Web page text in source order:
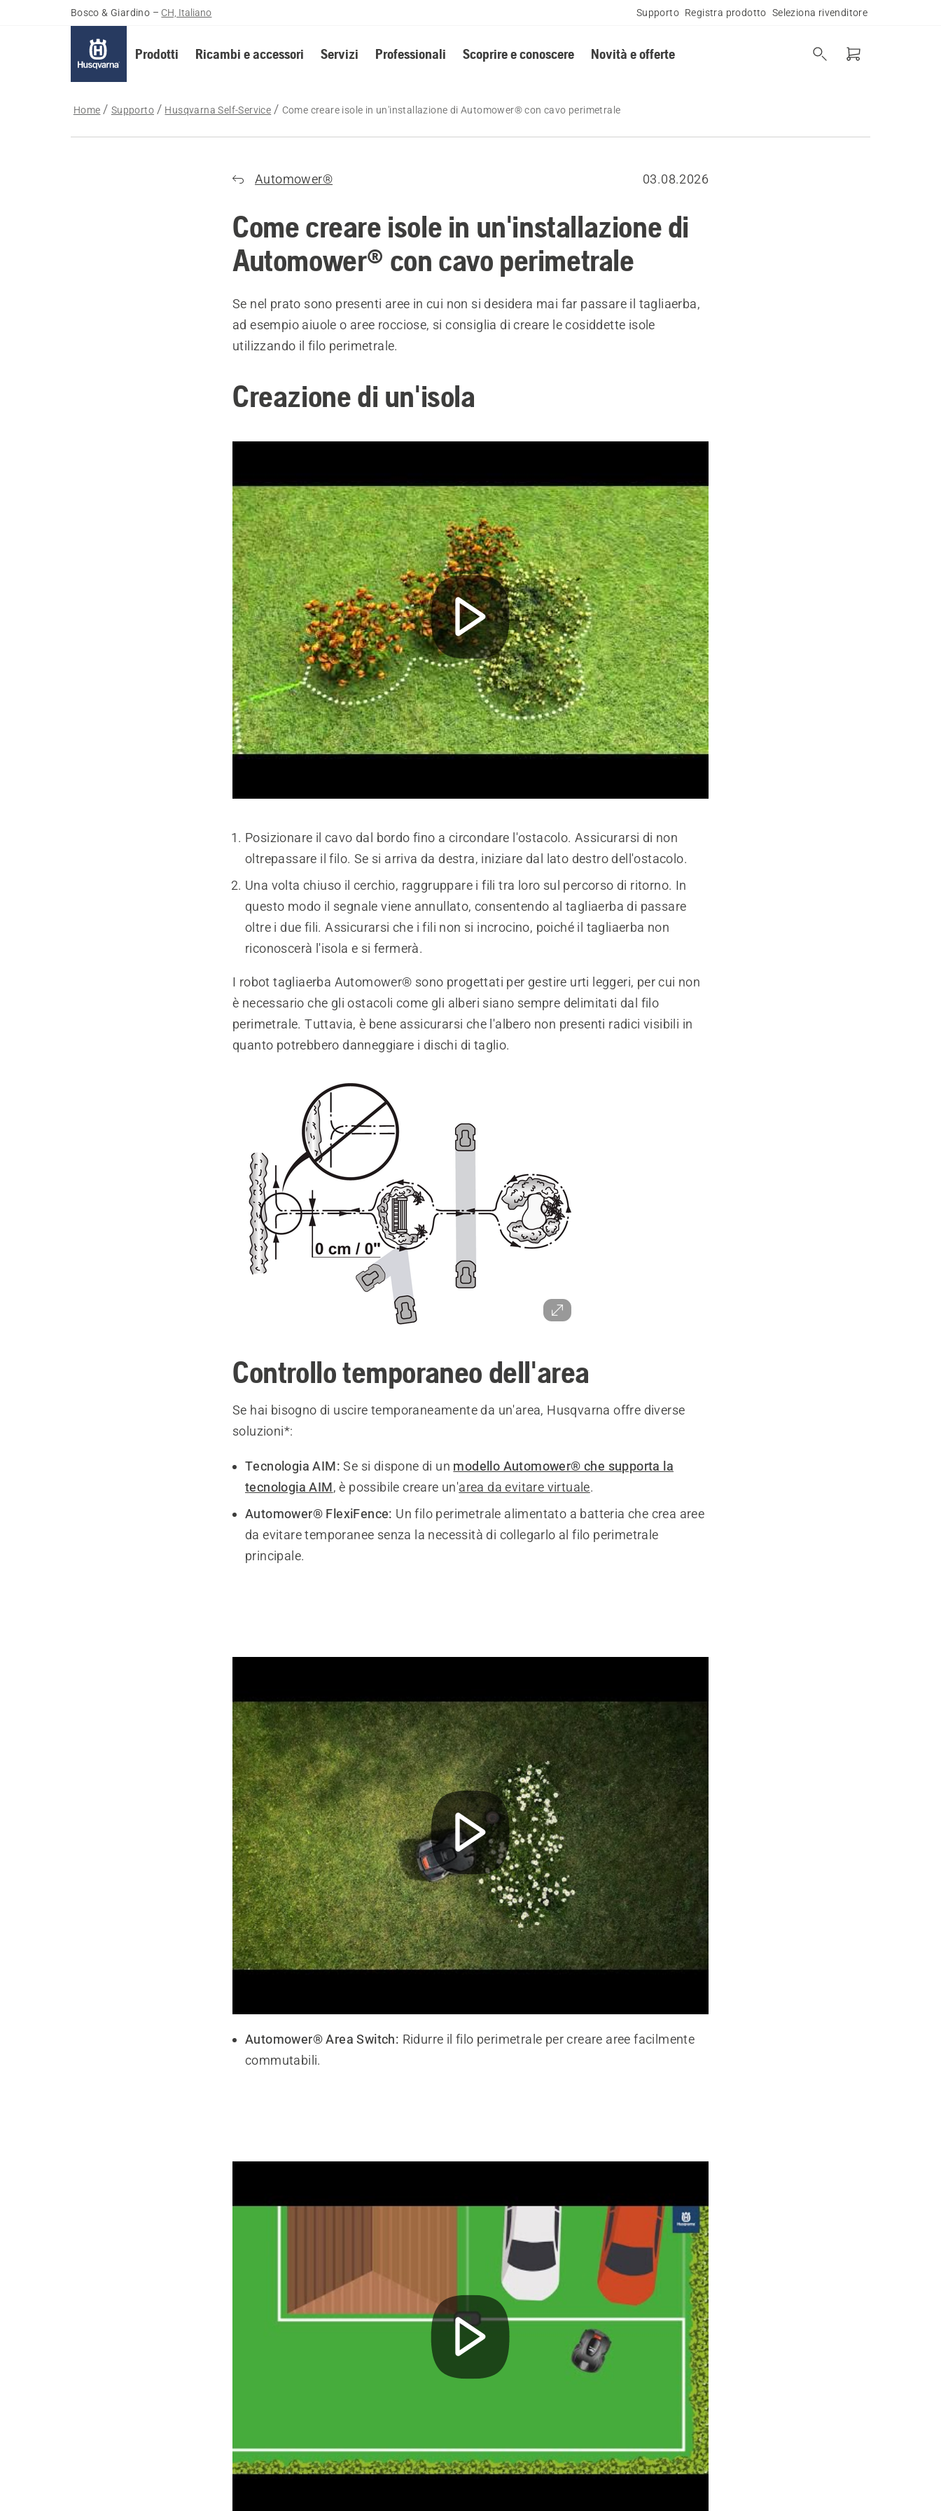
Bosco & Giardino – CH, Italiano Supporto Registra prodotto Seleziona rivenditore
Prodotti Ricambi e accessori Servizi Professionali Scoprire e conoscere Novità e offerte
Home Supporto Husqvarna Self-Service Come creare isole in un'installazione di Automower® con cavo perimetrale
Automower® 03.08.2026
Come creare isole in un'installazione di
Automower® con cavo perimetrale
Se nel prato sono presenti aree in cui non si desidera mai far passare il tagliaerba,
ad esempio aiuole o aree rocciose, si consiglia di creare le cosiddette isole
utilizzando il filo perimetrale.
Creazione di un'isola
Posizionare il cavo dal bordo fino a circondare l'ostacolo. Assicurarsi di non
oltrepassare il filo. Se si arriva da destra, iniziare dal lato destro dell'ostacolo.
Una volta chiuso il cerchio, raggruppare i fili tra loro sul percorso di ritorno. In
questo modo il segnale viene annullato, consentendo al tagliaerba di passare
oltre i due fili. Assicurarsi che i fili non si incrocino, poiché il tagliaerba non
riconoscerà l'isola e si fermerà.
I robot tagliaerba Automower® sono progettati per gestire urti leggeri, per cui non
è necessario che gli ostacoli come gli alberi siano sempre delimitati dal filo
perimetrale. Tuttavia, è bene assicurarsi che l'albero non presenti radici visibili in
quanto potrebbero danneggiare i dischi di taglio.
Controllo temporaneo dell'area
Se hai bisogno di uscire temporaneamente da un'area, Husqvarna offre diverse
soluzioni*:
Tecnologia AIM:Se si dispone di un modello Automower® che supporta la
tecnologia AIM, è possibile creare un'area da evitare virtuale.
Automower® FlexiFence: Un filo perimetrale alimentato a batteria che crea aree
da evitare temporanee senza la necessità di collegarlo al filo perimetrale
principale.
Automower® Area Switch: Ridurre il filo perimetrale per creare aree facilmente
commutabili.